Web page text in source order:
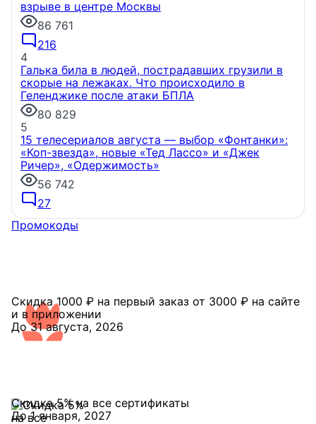
НОВОСТИ КОМПАНИЙ
Девелопер как архитектор добрососедства
то дворы были местом, где дети играли в казаков-
разбойников до темноты, а взрослые обсуждали
новости на лавочках. В 1990-е эта традиция почти
исчезла — экономическая нестабильность и
отсутствие ухода за территориями сделали своё
дело.
7 августа, 14:50
взрыве в центре Москвы
86 761
216
4
Галька била в людей, пострадавших грузили в
скорые на лежаках. Что происходило в
Геленджике после атаки БПЛА
80 829
5
15 телесериалов августа — выбор «Фонтанки»:
«Коп-звезда», новые «Тед Лассо» и «Джек
Ричер», «Одержимость»
56 742
27
Промокоды
Скидка 1000 ₽ на первый заказ от 3000 ₽ на сайте
и в приложении
До 31 августа, 2026
Скидка 5% на все сертификаты
До 1 января, 2027